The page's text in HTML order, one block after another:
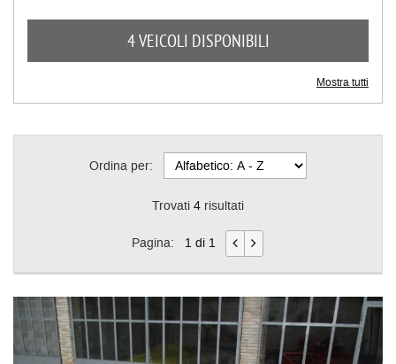
4 VEICOLI DISPONIBILI
Mostra tutti
Ordina per:
Trovati 4 risultati
Pagina: 1 di 1